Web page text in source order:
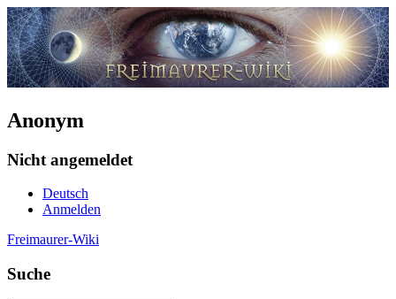
Anonym
Nicht angemeldet
Deutsch
Anmelden
Freimaurer-Wiki
Suche